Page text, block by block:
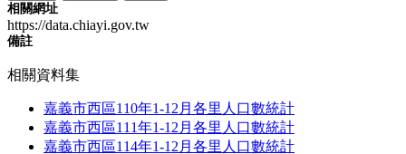
相關網址
https://data.chiayi.gov.tw
備註
相關資料集
嘉義市西區110年1-12月各里人口數統計
嘉義市西區111年1-12月各里人口數統計
嘉義市西區114年1-12月各里人口數統計